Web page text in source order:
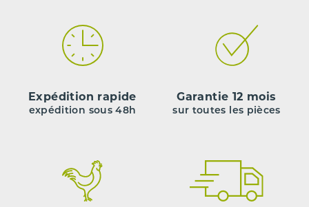
Expédition rapide
expédition sous 48h
Garantie 12 mois
sur toutes les pièces